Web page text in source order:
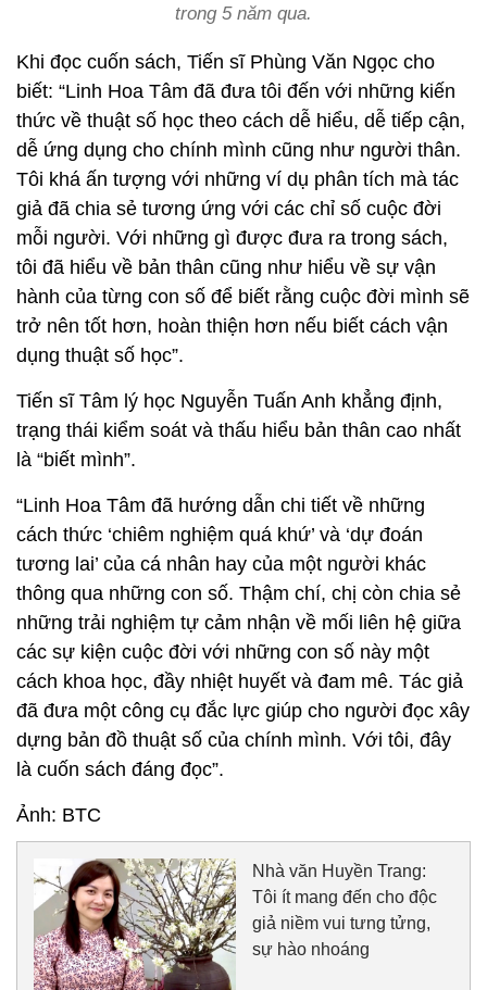
trong 5 năm qua.
Khi đọc cuốn sách, Tiến sĩ Phùng Văn Ngọc cho
biết: “Linh Hoa Tâm đã đưa tôi đến với những kiến
thức về thuật số học theo cách dễ hiểu, dễ tiếp cận,
dễ ứng dụng cho chính mình cũng như người thân.
Tôi khá ấn tượng với những ví dụ phân tích mà tác
giả đã chia sẻ tương ứng với các chỉ số cuộc đời
mỗi người. Với những gì được đưa ra trong sách,
tôi đã hiểu về bản thân cũng như hiểu về sự vận
hành của từng con số để biết rằng cuộc đời mình sẽ
trở nên tốt hơn, hoàn thiện hơn nếu biết cách vận
dụng thuật số học”.
Tiến sĩ Tâm lý học Nguyễn Tuấn Anh khẳng định,
trạng thái kiểm soát và thấu hiểu bản thân cao nhất
là “biết mình”.
“Linh Hoa Tâm đã hướng dẫn chi tiết về những
cách thức ‘chiêm nghiệm quá khứ’ và ‘dự đoán
tương lai’ của cá nhân hay của một người khác
thông qua những con số. Thậm chí, chị còn chia sẻ
những trải nghiệm tự cảm nhận về mối liên hệ giữa
các sự kiện cuộc đời với những con số này một
cách khoa học, đầy nhiệt huyết và đam mê. Tác giả
đã đưa một công cụ đắc lực giúp cho người đọc xây
dựng bản đồ thuật số của chính mình. Với tôi, đây
là cuốn sách đáng đọc”.
Ảnh: BTC
Nhà văn Huyền Trang:
Tôi ít mang đến cho độc
giả niềm vui tưng tửng,
sự hào nhoáng